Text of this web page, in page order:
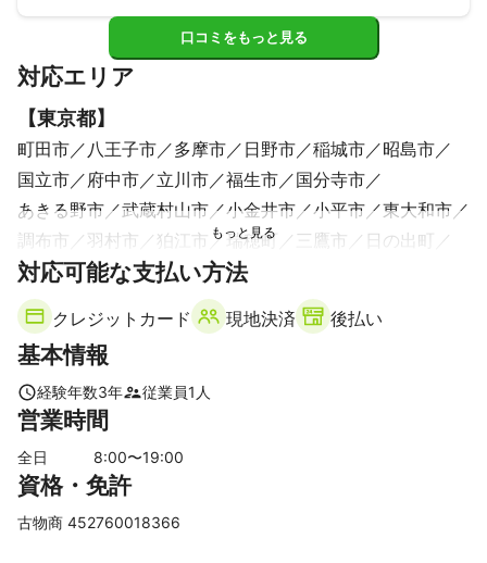
き時間を掛けずに清掃を完了して頂きました。
清掃からゴミの処分まで全て行って頂き、とても助かりまし
た。
しまたこの様な機会があればその際はお願いしたいと思って
おります。
対応の早さ、誠実さ、仕事の精度スピードは本当に素晴らし
かったです。
口コミをもっと見る
対応エリア
【東京都】
町田市 八王子市 多摩市 日野市 稲城市
昭島市
国立市
府中市 立川市 福生市
国分寺市
あきる野市
武蔵村山市 小金井市 小平市
東大和市
調布市
羽村市 狛江市 瑞穂町 三鷹市
日の出町
東村山市
武蔵野市 東久留米市
檜原村
清瀬市 目黒区
中野区
渋谷区 大田区 品川区 新宿区
奥多摩町
板橋区
港区
北区
江東区 台東区 荒川区
【千葉県】
浦安市 市川市 富津市
袖ケ浦市
船橋市
君津市
野田市 柏市
対応可能な支払い方法
クレジットカード 現地決済 後払い
基本情報
経験年数3年 従業員1 人
営業時間
全日 8:00〜19:00
資格・免許
古物商 452760018366